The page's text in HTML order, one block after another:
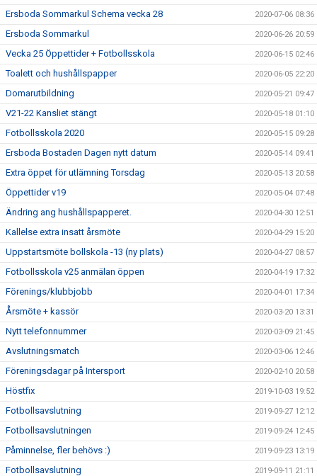
Ersboda Sommarkul Schema vecka 28 2020-07-06 08:36
Ersboda Sommarkul 2020-06-26 20:59
Vecka 25 Öppettider + Fotbollsskola 2020-06-15 02:46
Toalett och hushållspapper 2020-06-05 22:20
Domarutbildning 2020-05-21 09:47
V21-22 Kansliet stängt 2020-05-18 01:10
Fotbollsskola 2020 2020-05-15 09:28
Ersboda Bostaden Dagen nytt datum 2020-05-14 09:41
Extra öppet för utlämning Torsdag 2020-05-13 20:58
Öppettider v19 2020-05-04 07:48
Ändring ang hushållspapperet. 2020-04-30 12:51
Kallelse extra insatt årsmöte 2020-04-29 15:20
Uppstartsmöte bollskola -13 (ny plats) 2020-04-27 08:57
Fotbollsskola v25 anmälan öppen 2020-04-19 17:32
Förenings/klubbjobb 2020-04-01 17:34
Årsmöte + kassör 2020-03-20 13:31
Nytt telefonnummer 2020-03-09 21:45
Avslutningsmatch 2020-03-06 12:46
Föreningsdagar på Intersport 2020-02-10 20:58
Höstfix 2019-10-03 19:52
Fotbollsavslutning 2019-09-27 12:12
Fotbollsavslutningen 2019-09-24 12:45
Påminnelse, fler behövs :) 2019-09-23 13:19
Fotbollsavslutning 2019-09-11 21:11